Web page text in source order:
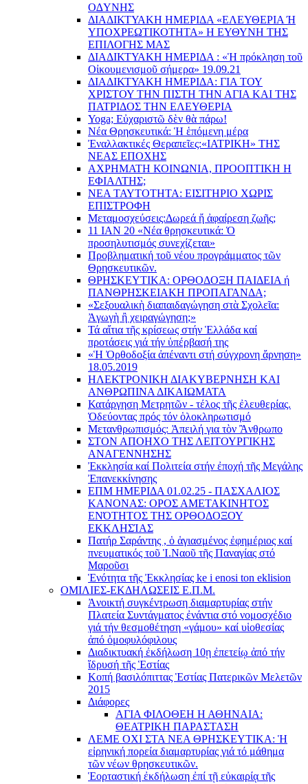
O∆YΝΗΣ
ΔΙΑΔΙΚΤΥΑΚΗ ΗΜΕΡΙΔΑ «EΛΕΥΘΕΡΙΑ Ή
YΠΟΧΡΕΩΤΙΚΟΤΗΤΑ» Η ΕΥΘΥΝΗ ΤΗΣ
EΠΙΛΟΓΗΣ ΜΑΣ
ΔΙΑΔΙΚΤΥΑΚΗ ΗΜΕΡΙΔΑ : «Ἡ πρόκληση τοῦ
Οἰκουμενισμοῦ σήμερα» 19.09.21
ΔΙΑΔΙΚΤΥΑΚΗ ΗΜΕΡΙΔΑ: ΓΙΑ ΤΟΥ
ΧΡΙΣΤΟΥ ΤΗΝ ΠΙΣΤΗ ΤΗΝ ΑΓΙΑ ΚΑΙ ΤΗΣ
ΠΑΤΡΙΔΟΣ ΤΗΝ ΕΛΕΥΘΕΡΙΑ
Yoga; Εὐχαριστῶ δὲν θὰ πάρω!
Νέα Θρησκευτικά: Ἡ ἑπόμενη μέρα
Ἐναλλακτικές Θεραπεῖες:«ΙΑΤΡΙΚΗ» ΤΗΣ
ΝΕΑΣ ΕΠΟΧΗΣ
ΑΧΡΗΜΑΤΗ ΚΟΙΝΩΝΙΑ, ΠΡΟΟΠΤΙΚΗ Η
ΕΦΙΑΛΤΗΣ;
ΝΕΑ ΤΑΥΤΟΤΗΤΑ: ΕΙΣΙΤΗΡΙΟ ΧΩΡΙΣ
ΕΠΙΣΤΡΟΦΗ
Μεταμοσχεύσεις:Δωρεά ἤ ἀφαίρεση ζωῆς;
11 ΙΑΝ 20 «Νέα θρησκευτικά: Ὁ
προσηλυτισμός συνεχίζεται»
Προβληματική τοῦ νέου προγράμματος τῶν
Θρησκευτικῶν.
ΘΡΗΣΚΕΥΤΙΚΑ: ΟΡΘΟΔΟΞΗ ΠΑΙΔΕΙΑ ή
ΠΑΝΘΡΗΣΚΕΙΑΚΗ ΠΡΟΠΑΓΑΝΔΑ;
«Σεξουαλικὴ διαπαιδαγώγηση στὰ Σχολεῖα:
Ἀγωγὴ ἢ χειραγώγηση;»
Τά αἴτια τῆς κρίσεως στήν Ἑλλάδα καί
προτάσεις γιά τήν ὑπέρβασή της
«Ἡ Ὀρθοδοξία ἀπέναντι στή σύγχρονη ἄρνηση»
18.05.2019
ΗΛΕΚΤΡΟΝΙΚΗ ΔΙΑΚΥΒΕΡΝΗΣΗ ΚΑΙ
ΑΝΘΡΩΠΙΝΑ ΔΙΚΑΙΩΜΑΤΑ
Κατάργηση Μετρητῶν - τέλος τῆς ἐλευθερίας.
Ὁδεύοντας πρός τόν ὁλοκληρωτισμό
Μετανθρωπισμός: Ἀπειλή για τὸν Ἂνθρωπο
ΣΤΟΝ ΑΠΟΗΧΟ ΤΗΣ ΛΕΙΤΟΥΡΓΙΚΗΣ
ΑΝΑΓΕΝΝΗΣΗΣ
Ἐκκλησία καί Πολιτεία στήν ἐποχή τῆς Μεγάλης
Ἐπανεκκίνησης
ΕΠΜ ΗΜΕΡΙΔΑ 01.02.25 - ΠΑΣΧΑΛΙΟΣ
ΚΑΝΟΝΑΣ: ΟΡΟΣ ΑΜΕΤΑΚΙΝΗΤΟΣ
ΕΝΌΤΗΤΟΣ ΤΗΣ ΟΡΘΟΔΟΞΟΥ
ΕΚΚΛΗΣΊΑΣ
Πατήρ Σαράντης , ὁ ἁγιασμένος ἐφημέριος καί
πνευματικός τοῦ Ἱ.Ναοῦ τῆς Παναγίας στό
Μαροῦσι
Ἑνότητα τῆς Ἐκκλησίας ke i enosi ton eklision
ΟΜΙΛΙΕΣ-ΕΚΔΗΛΩΣΕΙΣ Ε.Π.Μ.
Ἀνοικτή συγκέντρωση διαμαρτυρίας στήν
Πλατεία Συντάγματος ἐνάντια στό νομοσχέδιο
γιά τήν θεσμοθέτηση «γάμου» καί υἱοθεσίας
ἀπό ὁμοφυλόφιλους
Διαδικτυακή ἐκδήλωση 10ῃ ἐπετείῳ ἀπό τήν
ἵδρυσή τῆς Ἑστίας
Κοπή βασιλόπιττας Ἑστίας Πατερικῶν Μελετῶν
2015
Διάφορες
ΑΓΙΑ ΦΙΛΟΘΕΗ Η ΑΘΗΝΑΙΑ:
ΘΕΑΤΡΙΚΗ ΠΑΡΑΣΤΑΣΗ
ΛΕΜΕ ΟΧΙ ΣΤΑ ΝΕΑ ΘΡΗΣΚΕΥΤΙΚΑ: Ἡ
εἰρηνική πορεία διαμαρτυρίας γιά τό μάθημα
τῶν νέων θρησκευτικῶν.
Ἑορταστική ἐκδήλωση ἐπί τῇ εὐκαιρίᾳ τῆς